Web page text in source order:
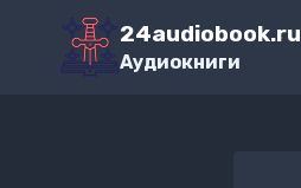
Перейти
содержимому
24audiobook.ru
Аудиокниги